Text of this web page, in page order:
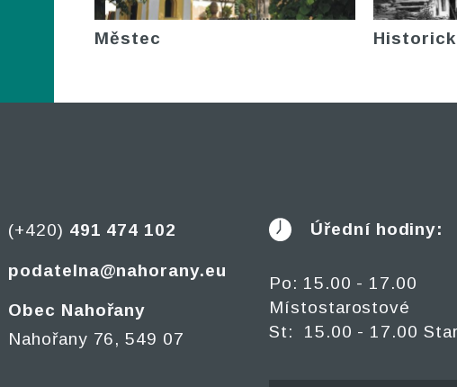
Městec
(+420) 491 474 102
podatelna@nahorany.eu
Obec Nahořany
Nahořany 76, 549 07
Úřední hodiny:
Po: 15.00 - 17.00
Místostarostové
St: 15.00 - 17.00